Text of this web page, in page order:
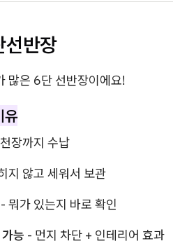
반장
많은 6단 선반장이에요!
유
장까지 수납
지 않고 세워서 보관
- 뭐가 있는지 바로 확인
능 - 먼지 차단 + 인테리어 효과